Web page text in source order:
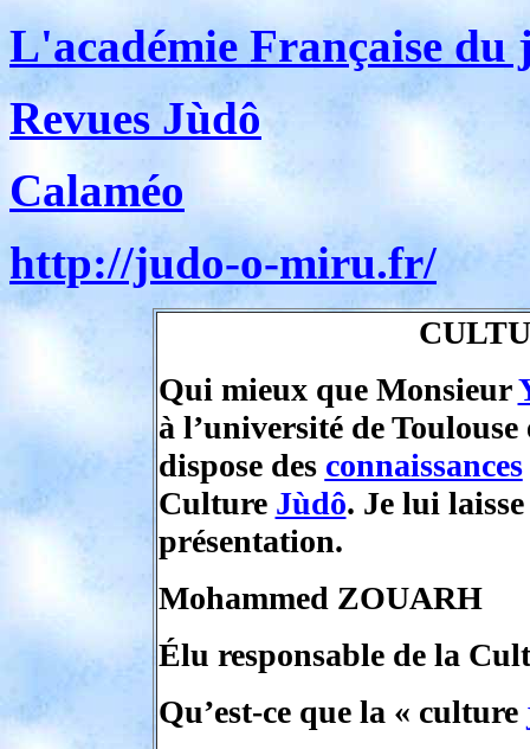
L'académie Française du
Revues Jùdô
Calaméo
http://judo-o-miru.fr/
Qui mieux que Monsieur
à l’université de
dispose des connaissances
Culture Jùdô. Je lui
présentation.
Mohammed ZOUARH
Élu responsable de la
Qu’est-ce que la « culture